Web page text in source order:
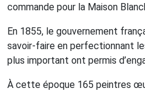
commande pour la Maison
En 1855, le gouvernement
savoir-faire en perfectionnant
plus important ont permis
À cette époque 165 peintres